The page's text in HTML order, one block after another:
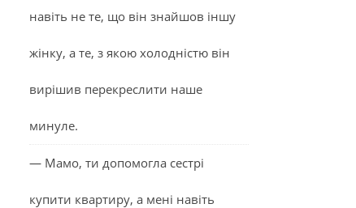
навіть не те, що він знайшов іншу
жінку, а те, з якою холодністю він
вирішив перекреслити наше
минуле.
— Мамо, ти допомогла сестрі
купити квартиру, а мені навіть